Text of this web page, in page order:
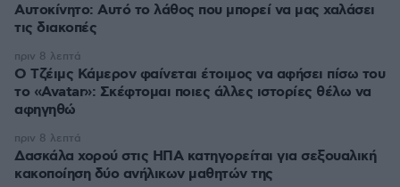
Αυτοκίνητο: Αυτό το λάθος που μπορεί να μας χαλάσει
τις διακοπές
Ο Τζέιμς Κάμερον φαίνεται έτοιμος να αφήσει πίσω του
το «Avatar»: Σκέφτομαι ποιες άλλες ιστορίες θέλω να
αφηγηθώ
πριν 8 λεπτά
Δασκάλα χορού στις ΗΠΑ κατηγορείται για σεξουαλική
κακοποίηση δύο ανήλικων μαθητών της
πριν 8 λεπτά